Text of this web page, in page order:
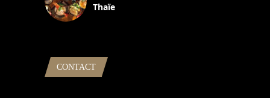
Thaïe
CONTACT